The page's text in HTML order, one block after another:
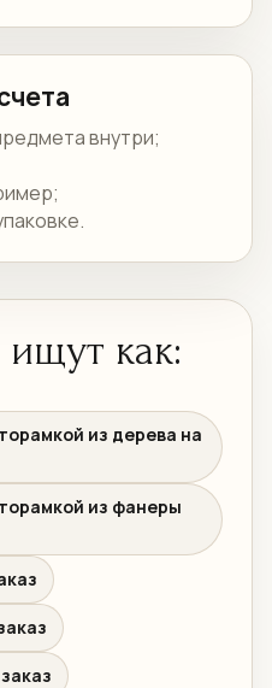
внутри;
ищут как:
из дерева на
из фанеры